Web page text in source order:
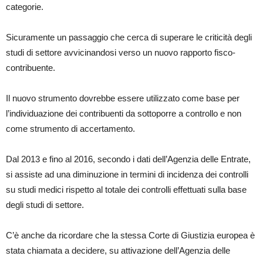
categorie.
Sicuramente un passaggio che cerca di superare le criticità degli
studi di settore avvicinandosi verso un nuovo rapporto fisco-
contribuente.
Il nuovo strumento dovrebbe essere utilizzato come base per
l’individuazione dei contribuenti da sottoporre a controllo e non
come strumento di accertamento.
Dal 2013 e fino al 2016, secondo i dati dell’Agenzia delle Entrate,
si assiste ad una diminuzione in termini di incidenza dei controlli
su studi medici rispetto al totale dei controlli effettuati sulla base
degli studi di settore.
C’è anche da ricordare che la stessa Corte di Giustizia europea è
stata chiamata a decidere, su attivazione dell’Agenzia delle